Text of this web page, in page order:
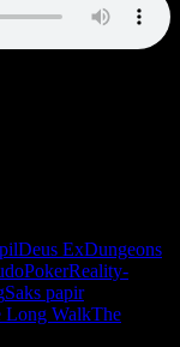
Deus ExDungeons
PokerReality-
Saks papir
Long WalkThe